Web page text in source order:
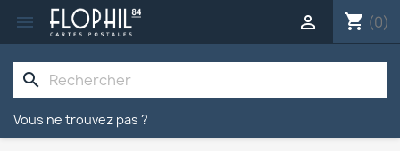
 shopping_cart (0)

search
Vous ne trouvez pas ?